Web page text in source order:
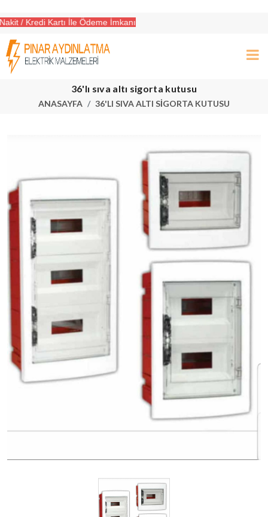
/ Kredi Kartı İle Ödeme İmkanı
36'lı sıva altı sigorta kutusu
ANASAYFA 36'LI SIVA ALTI SIGORTA KUTUSU